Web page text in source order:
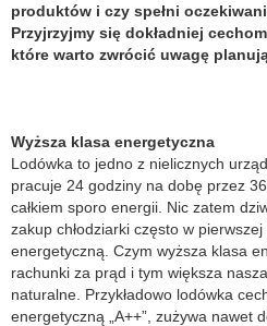
produktów i czy spełni
Przyjrzyjmy się dokładniej
które warto zwrócić uwagę
Wyższa klasa energetyczna
Lodówka to jedno z nielicznych
pracuje 24 godziny na dobę przez
całkiem sporo energii. Nic zatem
zakup chłodziarki często w
energetyczną. Czym wyższa klasa
rachunki za prąd i tym większa
naturalne. Przykładowo lodówka
energetyczną „A++”, zużywa nawet